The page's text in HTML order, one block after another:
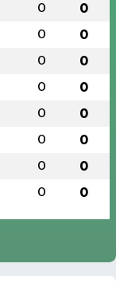
0 0
0 0
0 0
0 0
0 0
0 0
0 0
0 0